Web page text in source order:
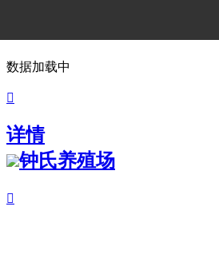
数据加载中

详情
钟氏养殖场
